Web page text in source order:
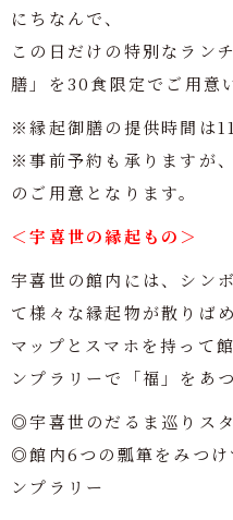
にちなんで、
この日だけの特別なラン
膳」を30食限定でご用意
※縁起御膳の提供時間は
※事前予約も承りますが
のご用意となります。
＜宇喜世の縁起もの＞
宇喜世の館内には、シン
て様々な縁起物が散りば
マップとスマホを持って
ンプラリーで「福」をあ
◎宇喜世のだるま巡りス
◎館内6つの瓢箪をみつけ
ンプラリー